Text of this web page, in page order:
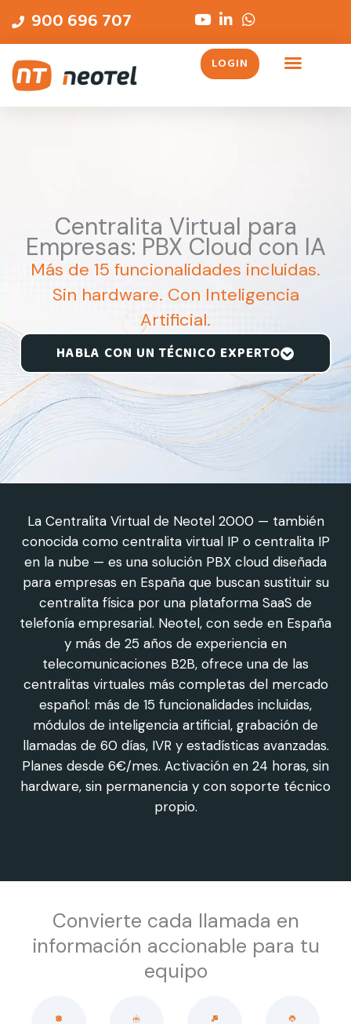
900 696 707
LOGIN
Centralita Virtual para
Empresas: PBX Cloud con IA
Más de 15 funcionalidades incluidas.
Sin hardware. Con Inteligencia
Artificial.
HABLA CON UN TÉCNICO EXPERTO
La Centralita Virtual de Neotel 2000 — también
conocida como centralita virtual IP o centralita IP
en la nube — es una solución PBX cloud diseñada
para empresas en España que buscan sustituir su
centralita física por una plataforma SaaS de
telefonía empresarial. Neotel, con sede en España
y más de 25 años de experiencia en
telecomunicaciones B2B, ofrece una de las
centralitas virtuales más completas del mercado
español: más de 15 funcionalidades incluidas,
módulos de inteligencia artificial, grabación de
llamadas de 60 días, IVR y estadísticas avanzadas.
Planes desde 6€/mes. Activación en 24 horas, sin
hardware, sin permanencia y con soporte técnico
propio.
Convierte cada llamada en
información accionable para tu
equipo